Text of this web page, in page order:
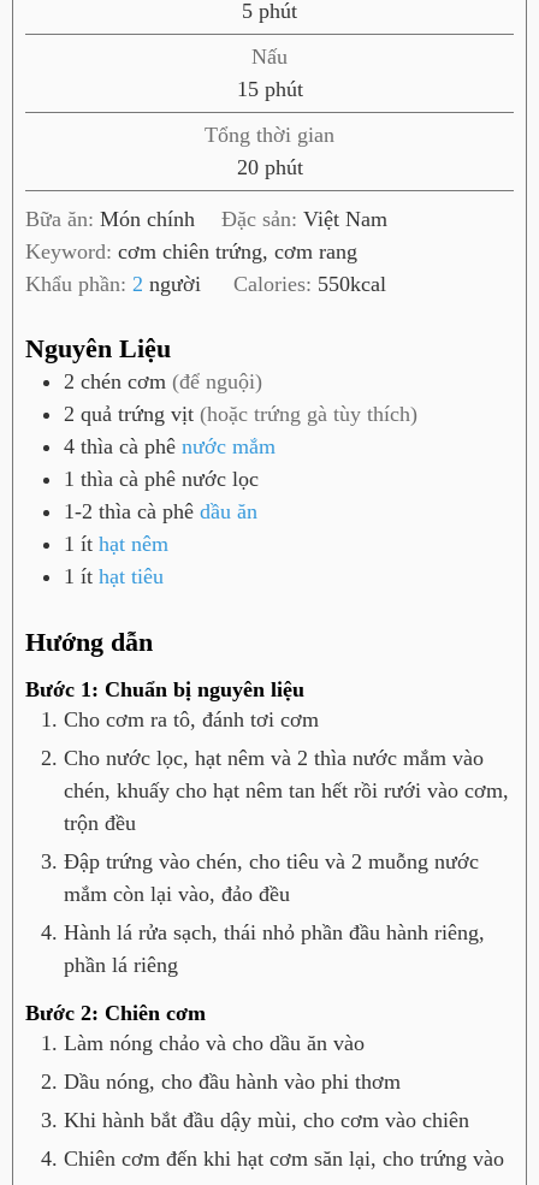
5p
h
t
phút
Nấu
15p
h
t
phút
Tổng thời gian
20p
h
ú
t
phút
Bữa ăn: Món chính Đặc sản:Việt Nam
Keyword: cơm chiên trứng, cơm rang
Khẩu phần: 2 người Calories: 550kcal
Nguyên Liệu
2 chén cơm (để nguội)
2 quả trứng vịt (hoặc trứng gà tùy thích)
4 thìa cà phê nước mắm
1 thìa cà phê nước lọc
1-2 thìa cà phê dầu ăn
1 ít hạt nêm
1 ít hạt tiêu
Hướng dẫn
Bước 1: Chuẩn bị nguyên liệu
Cho cơm ra tô, đánh tơi cơm
Cho nước lọc, hạt nêm và 2 thìa nước mắm vào
chén, khuấy cho hạt nêm tan hết rồi rưới vào cơm,
trộn đều
Đập trứng vào chén, cho tiêu và 2 muỗng nước
mắm còn lại vào, đảo đều
Hành lá rửa sạch, thái nhỏ phần đầu hành riêng,
phần lá riêng
Bước 2: Chiên cơm
Làm nóng chảo và cho dầu ăn vào
Dầu nóng, cho đầu hành vào phi thơm
Khi hành bắt đầu dậy mùi, cho cơm vào chiên
Chiên cơm đến khi hạt cơm săn lại, cho trứng vào